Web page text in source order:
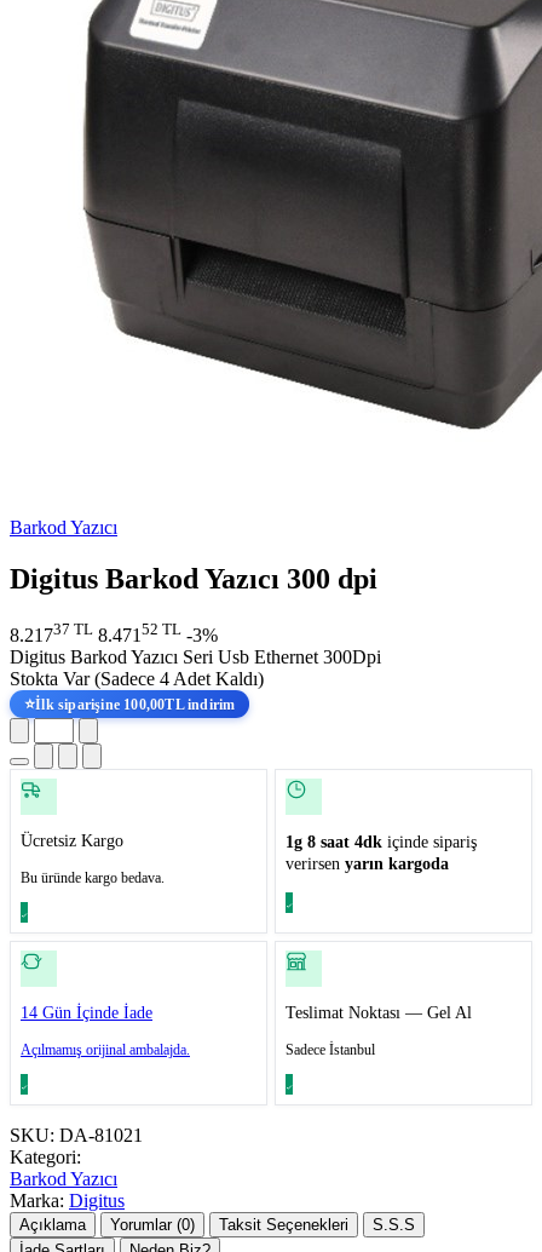
Barkod Yazıcı
Digitus Barkod Yazıcı 300 dpi
8.21737 TL 8.471 52 TL -3%
Digitus Barkod Yazıcı Seri Usb Ethernet 300Dpi
Stokta Var (Sadece 4 Adet Kaldı)
⭐İlk siparişine 100,00TL indirim
Ücretsiz Kargo
Bu üründe kargo bedava.
1g 8 saat 4dk içinde sipariş
verirsen yarın kargoda
14 Gün İçinde İade
Açılmamış orijinal ambalajda.
Teslimat Noktası — Gel Al
Sadece İstanbul
SKU: DA-81021
Kategori:
Barkod Yazıcı
Marka: Digitus
Açıklama Yorumlar (0) Taksit Seçenekleri
S.S.S